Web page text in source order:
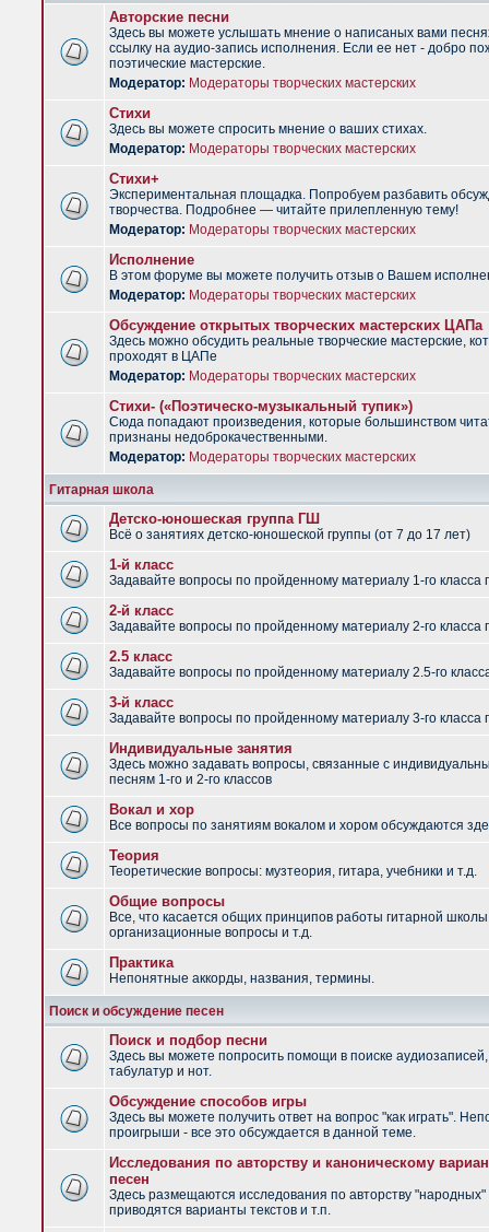
Авторские песни
Здесь вы можете услышать мнение о написаных вами
ссылку на аудио-запись исполнения. Если ее нет - добро
поэтические мастерские.
Модератор: Модераторы творческих мастерских
Стихи
Здесь вы можете спросить мнение о ваших стихах.
Модератор: Модераторы творческих мастерских
Стихи+
Экспериментальная площадка. Попробуем разбавить
творчества. Подробнее — читайте прилепленную тему!
Модератор: Модераторы творческих мастерских
Исполнение
В этом форуме вы можете получить отзыв о Вашем
Модератор: Модераторы творческих мастерских
Обсуждение открытых творческих мастерских ЦАПа
Здесь можно обсудить реальные творческие мастерские,
проходят в ЦАПе
Модератор: Модераторы творческих мастерских
Стихи- («Поэтическо-музыкальный тупик»)
Сюда попадают произведения, которые большинством
признаны недоброкачественными.
Модератор: Модераторы творческих мастерских
Гитарная школа
Детско-юношеская группа ГШ
Всё о занятиях детско-юношеской группы (от 7 до 17 лет)
1-й класс
Задавайте вопросы по пройденному материалу 1-го класса
2-й класс
Задавайте вопросы по пройденному материалу 2-го класса
2.5 класс
Задавайте вопросы по пройденному материалу 2.5-го
3-й класс
Задавайте вопросы по пройденному материалу 3-го класса
Индивидуальные занятия
Здесь можно задавать вопросы, связанные с
песням 1-го и 2-го классов
Вокал и хор
Все вопросы по занятиям вокалом и хором обсуждаются
Теория
Теоретические вопросы: музтеория, гитара, учебники и т.д.
Общие вопросы
Все, что касается общих принципов работы гитарной
организационные вопросы и т.д.
Практика
Непонятные аккорды, названия, термины.
Поиск и обсуждение песен
Поиск и подбор песни
Здесь вы можете попросить помощи в поиске аудиозаписей,
табулатур и нот.
Обсуждение способов игры
Здесь вы можете получить ответ на вопрос "как играть".
проигрыши - все это обсуждается в данной теме.
Исследования по авторству и каноническому
песен
Здесь размещаются исследования по авторству "народных"
приводятся варианты текстов и т.п.